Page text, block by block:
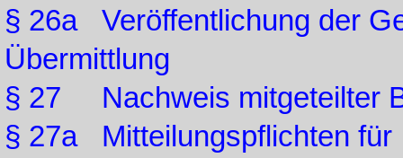
§ 26a Veröffentlichung der
Übermittlung
§ 27 Nachweis mitgeteilter
§ 27a Mitteilungspflichten für